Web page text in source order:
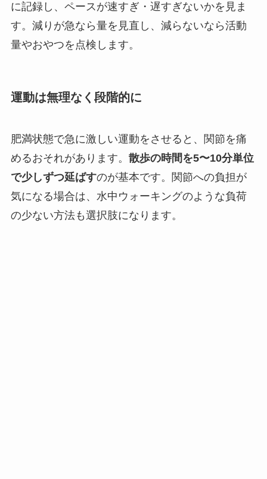
に記録し、ペースが速すぎ・遅すぎないかを見ま
す。減りが急なら量を見直し、減らないなら活動
量やおやつを点検します。
運動は無理なく段階的に
肥満状態で急に激しい運動をさせると、関節を痛
めるおそれがあります。 散歩の時間を5〜10分単位
で少しずつ延ばすのが基本です。関節への負担が
気になる場合は、水中ウォーキングのような負荷
の少ない方法も選択肢になります。